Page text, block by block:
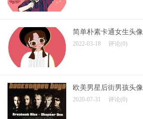
简单朴素卡通女生头像
2022-03-18 评论(0)
欧美男星后街男孩头像
2020-07-31 评论(0)